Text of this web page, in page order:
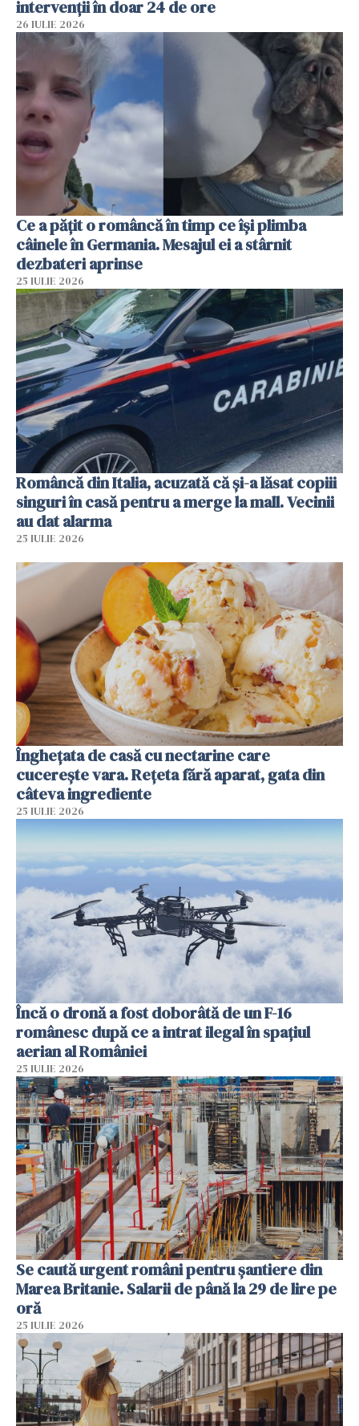
intervenții în doar 24 de ore
26 IULIE 2026
Ce a pățit o româncă în timp ce își plimba
câinele în Germania. Mesajul ei a stârnit
dezbateri aprinse
25 IULIE 2026
Româncă din Italia, acuzată că și-a lăsat copiii
singuri în casă pentru a merge la mall. Vecinii
au dat alarma
25 IULIE 2026
Înghețata de casă cu nectarine care
cucerește vara. Rețeta fără aparat, gata din
câteva ingrediente
25 IULIE 2026
Încă o dronă a fost doborâtă de un F-16
românesc după ce a intrat ilegal în spațiul
aerian al României
25 IULIE 2026
Se caută urgent români pentru șantiere din
Marea Britanie. Salarii de până la 29 de lire pe
oră
25 IULIE 2026